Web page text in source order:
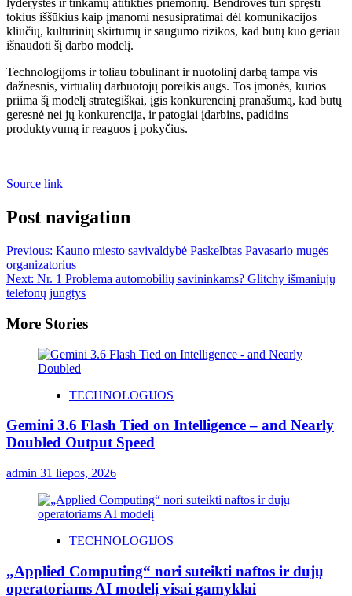
lyderystės ir tinkamų atitikties priemonių. Bendrovės turi spręsti
tokius iššūkius kaip įmanomi nesusipratimai dėl komunikacijos
kliūčių, kultūrinių skirtumų ir saugumo rizikos, kad būtų kuo geriau
išnaudoti šį darbo modelį.
Technologijoms ir toliau tobulinant ir nuotolinį darbą tampa vis
dažnesnis, virtualių darbuotojų poreikis augs. Tos įmonės, kurios
priima šį modelį strategiškai, įgis konkurencinį pranašumą, kad būtų
geresnė nei jų konkurencija, ir patogiai įdarbins, padidins
produktyvumą ir reaguos į pokyčius.
Source link
Post navigation
Previous: Kauno miesto savivaldybė Paskelbtas Pavasario mugės
organizatorius
Next: Nr. 1 Problema automobilių savininkams? Glitchy išmaniųjų
telefonų jungtys
More Stories
TECHNOLOGIJOS
Gemini 3.6 Flash Tied on Intelligence – and Nearly
Doubled Output Speed
admin 31 liepos, 2026
TECHNOLOGIJOS
„Applied Computing“ nori suteikti naftos ir dujų
operatoriams AI modelį visai gamyklai